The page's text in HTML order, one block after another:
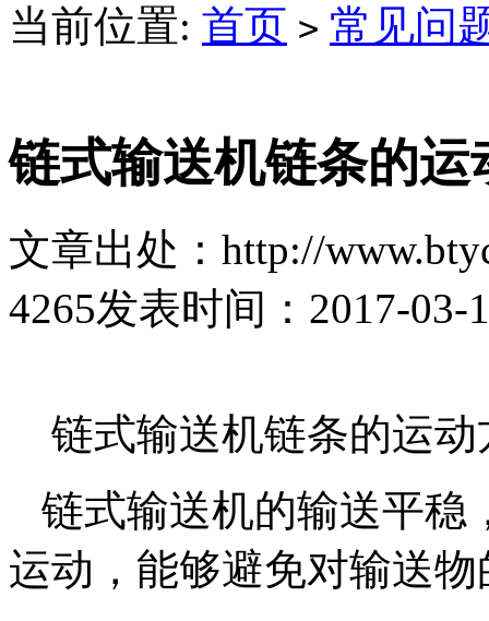
当前位置: 首页 > 常见问
链式输送机链条的运
文章出处：http://
4265发表时间：2017-03-
链式输送机链条的运动
链式输送机的输送平稳
运动，能够避免对输送